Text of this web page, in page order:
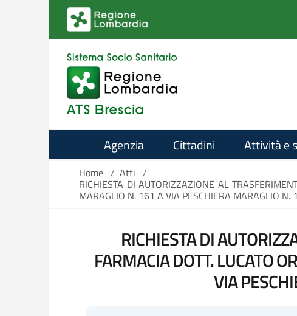
Salta al contenuto principale
Agenzia Cittadini Attività e
Home / Atti /
RICHIESTA DI AUTORIZZAZIONE AL
MARAGLIO N. 161 A VIA PESCHIERA MARAGLIO N.
RICHIESTA DI
FARMACIA DOTT. LUCATO
VIA